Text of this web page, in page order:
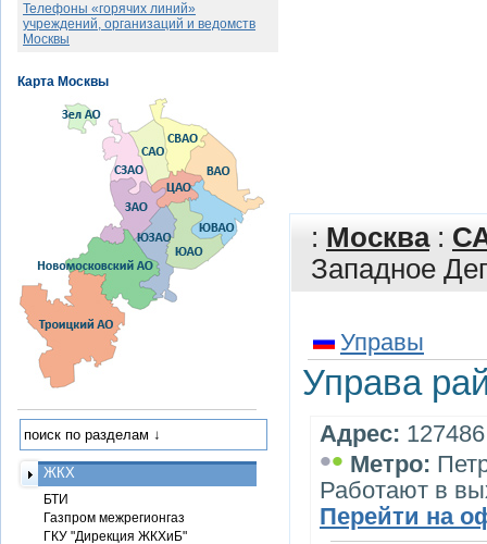
: Москва:
Западное
Управы
Управа
Адрес:
•• Метро:
Работают в
Перейти на
Телефоны «горячих линий»
учреждений, организаций и ведомств
Москвы
ЖКХ
БТИ
Газпром межрегионгаз
ГКУ "Дирекция ЖКХиБ"